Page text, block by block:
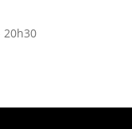
20h30